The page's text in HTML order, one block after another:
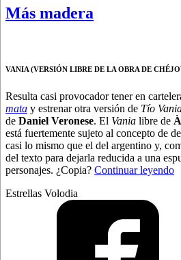
Más madera
VANIA (VERSIÓN LIBRE DE LA OBRA DE
Resulta casi provocador tener en
mata y estrenar otra versión de Tío
de Daniel Veronese. El Vania libre de
está fuertemente sujeto al concepto de
casi lo mismo que el del argentino y,
del texto para dejarla reducida a una
personajes. ¿Copia? Continuar leyendo
Estrellas Volodia